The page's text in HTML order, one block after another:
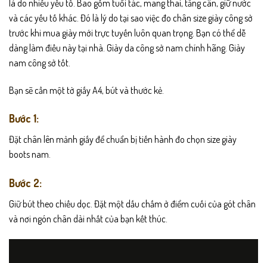
là do nhiều yếu tố. Bao gồm tuổi tác, mang thai, tăng cân, giữ nước
và các yếu tố khác. Đó là lý do tại sao việc đo chân size giày công sở
trước khi mua giày mới trực tuyến luôn quan trọng. Bạn có thể dễ
dàng làm điều này tại nhà. Giày da công sở nam chính hãng. Giày
nam công sở tốt.
Bạn sẽ cần một tờ giấy A4, bút và thước kẻ.
Bước 1:
Đặt chân lên mảnh giấy để chuẩn bị tiến hành đo chọn size giày
boots nam.
Bước 2:
Giữ bút theo chiều dọc. Đặt một dấu chấm ở điểm cuối của gót chân
và nơi ngón chân dài nhất của bạn kết thúc.